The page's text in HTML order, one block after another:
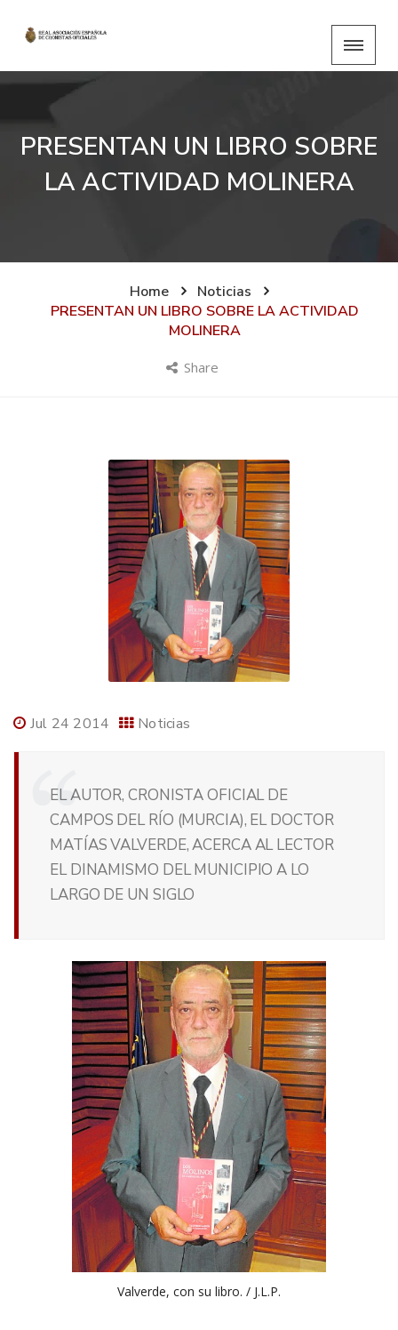
PRESENTAN UN LIBRO SOBRE
LA ACTIVIDAD MOLINERA
Home
Noticias
PRESENTAN UN LIBRO SOBRE LA ACTIVIDAD
MOLINERA
Share
Jul 24 2014 Noticias
EL AUTOR, CRONISTA OFICIAL DE
CAMPOS DEL RÍO (MURCIA), EL DOCTOR
MATÍAS VALVERDE, ACERCA AL LECTOR
EL DINAMISMO DEL MUNICIPIO A LO
LARGO DE UN SIGLO
Valverde, con su libro. / J.L.P.